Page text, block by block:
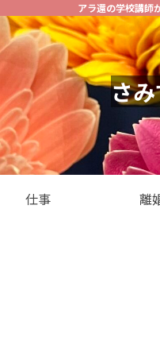
アラ還の学校講師
さ
仕事 離